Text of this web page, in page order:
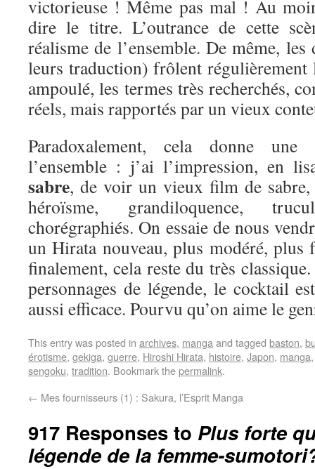
victorieuse ! Même pas mal ! Au
dire le titre. L’outrance de cette
réalisme de l’ensemble. De même,
leurs traduction) frôlent
ampoulé, les termes très recherchés,
réels, mais rapportés par un vieux
Paradoxalement, cela donne une
l’ensemble : j’ai l’impression, en
sabre, de voir un vieux film de sabre,
héroïsme, grandiloquence,
chorégraphiés. On essaie de nous
un Hirata nouveau, plus modéré, plus
finalement, cela reste du très
personnages de légende, le cocktail
aussi efficace. Pourvu qu’on aime le
This entry was posted in archives, manga and tagged baston,
érotisme, gekiga, guerre, Hiroshi Hirata, histoire, Japon, manga
sengoku, tradition. Bookmark thepermalink.
← Mes fournisseurs (1) : Sakura, l’Esprit Manga
917 Responses to Plus forte
légende de la femme-